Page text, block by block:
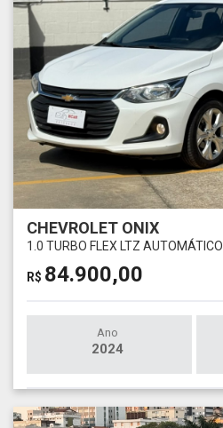
CHEVROLET ONIX
1.0 TURBO FLEX LTZ AUTOMÁTICO
R$ 84.900,00
Ano
2024